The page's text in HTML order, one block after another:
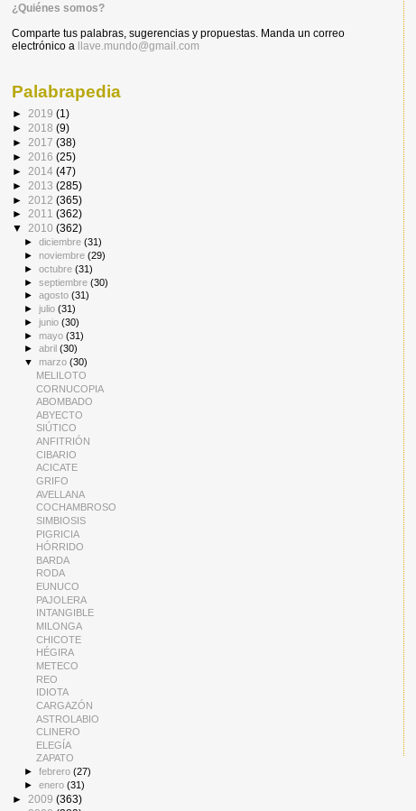
¿Quiénes somos?
Comparte tus palabras, sugerencias y propuestas. Manda un correo
electrónico a llave.mundo@gmail.com
Palabrapedia
► 2019 (1)
► 2018 (9)
► 2017 (38)
► 2016 (25)
► 2014 (47)
► 2013 (285)
► 2012 (365)
► 2011 (362)
▼ 2010 (362)
►diciembre(31)
► noviembre(29)
►octubre(31)
►septiembre(30)
►agosto(31)
►julio(31)
►junio(30)
► mayo(31)
►abril(30)
▼ marzo(30)
MELILOTO
CORNUCOPIA
ABOMBADO
ABYECTO
SIÚTICO
ANFITRIÓN
CIBARIO
ACICATE
GRIFO
AVELLANA
COCHAMBROSO
SIMBIOSIS
PIGRICIA
HÓRRIDO
BARDA
RODA
EUNUCO
PAJOLERA
INTANGIBLE
MILONGA
CHICOTE
HÉGIRA
METECO
REO
IDIOTA
CARGAZÓN
ASTROLABIO
CLINERO
ELEGÍA
ZAPATO
►febrero(27)
►enero(31)
► 2009 (363)